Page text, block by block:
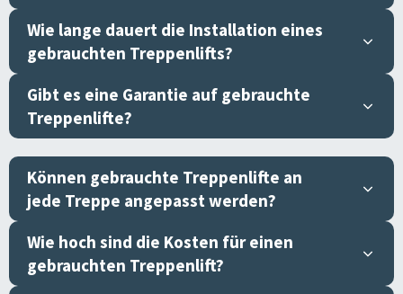
Wie lange dauert die Installation eines
gebrauchten Treppenlifts?
Gibt es eine Garantie auf gebrauchte
Treppenlifte?
Können gebrauchte Treppenlifte an
jede Treppe angepasst werden?
Wie hoch sind die Kosten für einen
gebrauchten Treppenlift?